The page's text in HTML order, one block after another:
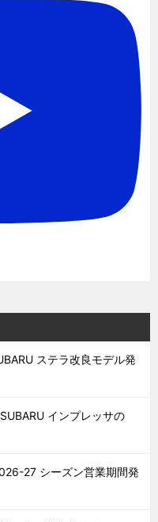
ステラ改良モデル発
インプレッサの
27 シーズン営業期間発